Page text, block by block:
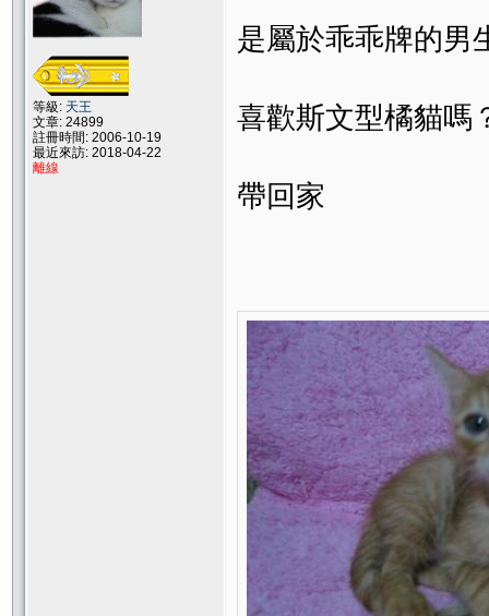
等級: 天王
文章: 24899
註冊時間: 2006-10-19
最近來訪: 2018-04-22
離線
是屬於乖乖牌的男
喜歡斯文型橘貓嗎
帶回家